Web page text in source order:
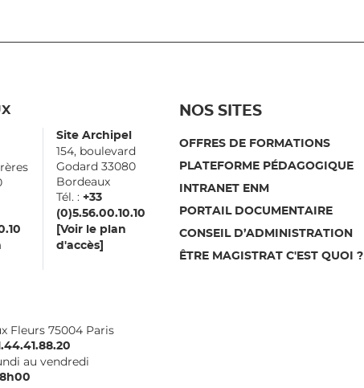
Site Archipel
154, boulevard
Godard 33080
Bordeaux
Tél. : +33
(0)5.56.00.10.10
[Voir le plan
d'accès]
Fleurs 75004 Paris
au vendredi
NOS SITES
OFFRES DE FORMATIONS
PLATEFORME PÉDAGOGIQUE
INTRANET ENM
PORTAIL DOCUMENTAIRE
CONSEIL D’ADMINISTRATION
ÊTRE MAGISTRAT C'EST QUOI ?